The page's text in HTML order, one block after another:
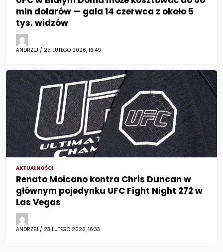
mln dolarów — gala 14 czerwca z około 5
tys. widzów
ANDRZEJ / 25 LUTEGO 2026, 16:49
AKTUALNOŚCI
Renato Moicano kontra Chris Duncan w
głównym pojedynku UFC Fight Night 272 w
Las Vegas
ANDRZEJ / 23 LUTEGO 2026, 16:33